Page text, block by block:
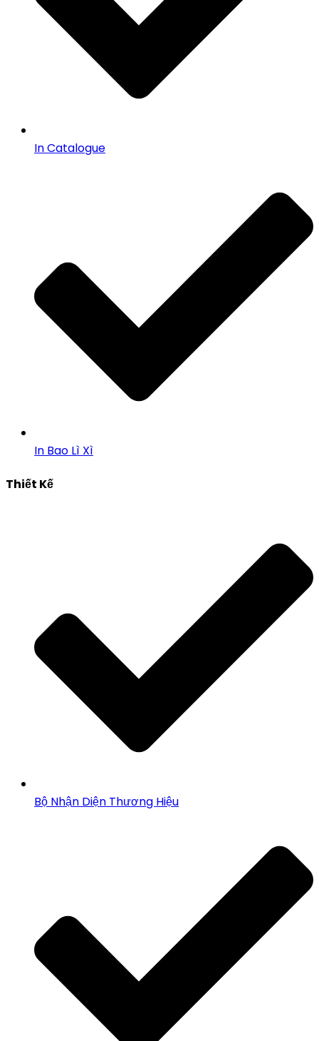
In Catalogue
In Bao Lì Xì
Thiết Kế
Bộ Nhận Diện Thương Hiệu